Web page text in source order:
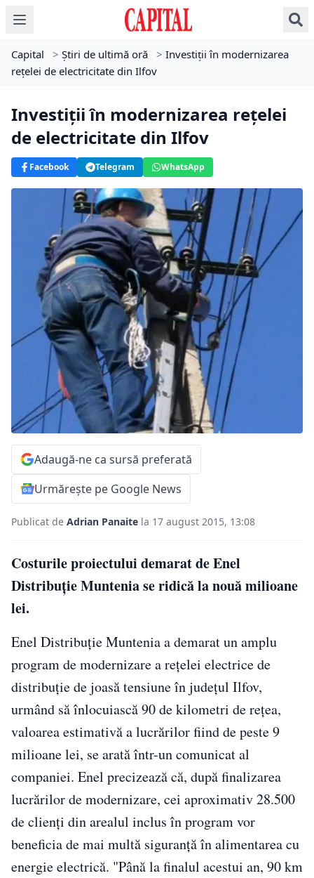
Capital > Știri de ultimă oră > Investiţii în modernizarea
reţelei de electricitate din Ilfov
Investiţii în modernizarea reţelei
de electricitate din Ilfov
Facebook Telegram WhatsApp
Adaugă-ne ca sursă preferată
Urmărește pe Google News
Publicat de Adrian Panaite la 17 august 2015, 13:08
Costurile proiectului demarat de Enel
Distribuţie Muntenia se ridică la nouă milioane
lei.
Enel Distribuţie Muntenia a demarat un amplu
program de modernizare a reţelei electrice de
distribuţie de joasă tensiune în judeţul Ilfov,
urmând să înlocuiască 90 de kilometri de reţea,
valoarea estimativă a lucrărilor fiind de peste 9
milioane lei, se arată într-un comunicat al
companiei. Enel precizează că, după finalizarea
lucrărilor de modernizare, cei aproximativ 28.500
de clienţi din arealul inclus în program vor
beneficia de mai multă siguranţă în alimentarea cu
energie electrică. "Până la finalul acestui an, 90 km